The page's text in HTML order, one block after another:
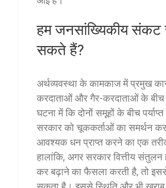
हम जनसांख्यिकीय
सकते हैं?
अर्थव्यवस्था के कामकाज में प्रमुख
करदाताओं और गैर-करदाताओं के
घटना में कि दोनों समूहों के बीच
सरकार को चूककर्ताओं का समर्थन
आवश्यक धन प्राप्त करने का एक
हालांकि, अगर सरकार वित्तीय
कर बढ़ाने का फैसला करती है, तो